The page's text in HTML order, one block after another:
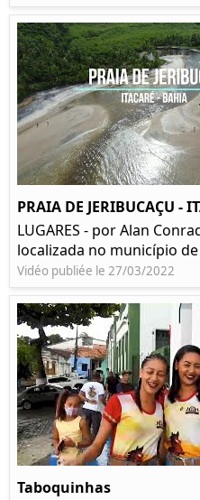
PRAIA DE JERIBUCAÇU -
LUGARES - por Alan
localizada no município
Vidéo publiée le 27/03/2022
Taboquinhas